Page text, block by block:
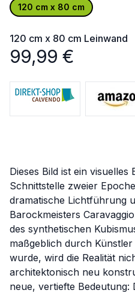
120 cm x 80 cm
120 cm x 80 cm Leinwand
99,99 €
Dieses Bild ist ein visuelles
Schnittstelle zweier
dramatische Lichtführung
Barockmeisters
des synthetischen
maßgeblich durch
wurde, wird die Realität
architektonisch neu
neue, vertiefte Bedeutung: